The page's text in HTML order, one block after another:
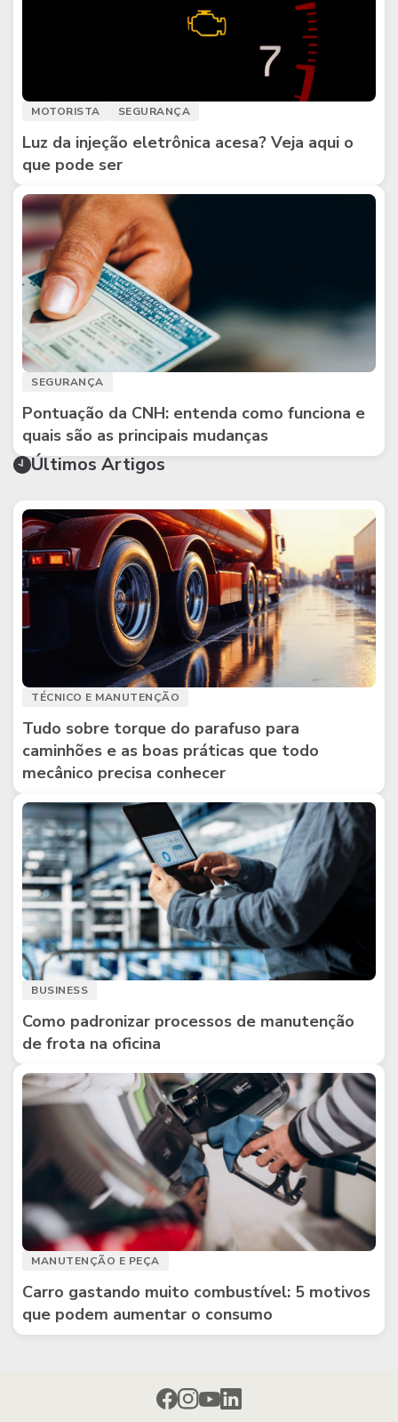
MOTORISTA SEGURANÇA
Luz da injeção eletrônica acesa? Veja aqui o
que pode ser
SEGURANÇA
Pontuação da CNH: entenda como funciona e
quais são as principais mudanças
Últimos Artigos
TÉCNICO E MANUTENÇÃO
Tudo sobre torque do parafuso para
caminhões e as boas práticas que todo
mecânico precisa conhecer
BUSINESS
Como padronizar processos de manutenção
de frota na oficina
MANUTENÇÃO E PEÇA
Carro gastando muito combustível: 5 motivos
que podem aumentar o consumo